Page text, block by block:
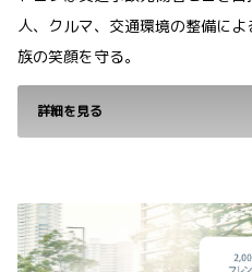
人、クルマ、交通環境の整備に
族の笑顔を守る。
詳細を見る